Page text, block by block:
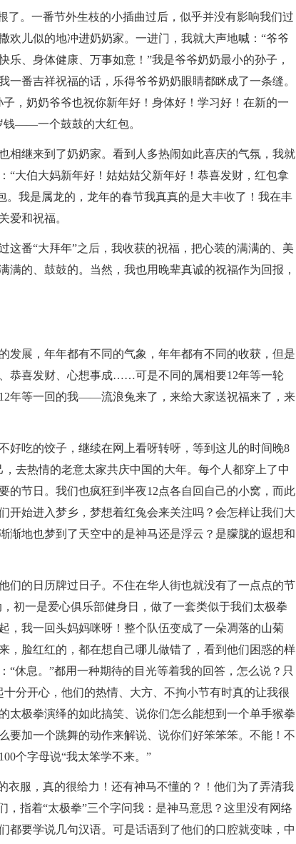
了。一番节外生枝的小插曲过后，似乎并没有影响我们过
欢儿似的地冲进奶奶家。一进门，我就大声地喊：“爷爷
、身体健康、万事如意！”我是爷爷奶奶最小的孙子，
番吉祥祝福的话，乐得爷爷奶奶眼睛都眯成了一条缝。
，奶奶爷爷也祝你新年好！身体好！学习好！在新的一
钱——一个鼓鼓的大红包。
相继来到了奶奶家。看到人多热闹如此喜庆的气氛，我就
“大伯大妈新年好！姑姑姑父新年好！恭喜发财，红包拿
。我是属龙的，龙年的春节我真真的是大丰收了！我在丰
爱和祝福。
这番“大拜年”之后，我收获的祝福，把心装的满满的、美
满的、鼓鼓的。当然，我也用晚辈真诚的祝福作为回报，
发展，年年都有不同的气象，年年都有不同的收获，但是
恭喜发财、心想事成……可是不同的属相要12年等一轮
年等一回的我——流浪兔来了，来给大家送祝福来了，来
好吃的饺子，继续在网上看呀转呀，等到这儿的时间晚8
去热情的老意太家共庆中国的大年。每个人都穿上了中
的节日。我们也疯狂到半夜12点各自回自己的小窝，而此
开始进入梦乡，梦想着红兔会来关注吗？会怎样让我们大
渐地也梦到了天空中的是神马还是浮云？是朦胧的遐想和
们的日历牌过日子。不住在华人街也就没有了一点点的节
初一是爱心俱乐部健身日，做了一套类似于我们太极拳
，我一回头妈妈咪呀！整个队伍变成了一朵凋落的山菊
，脸红红的，都在想自己哪儿做错了，看到他们困惑的样
“休息。”都用一种期待的目光等着我的回答，怎么说？只
分开心，他们的热情、大方、不拘小节有时真的让我很
太极拳演绎的如此搞笑、说你们怎么能想到一个单手猴拳
要加一个跳舞的动作来解说、说你们好笨笨笨。不能！不
个字母说“我太笨学不来。”
衣服，真的很给力！还有神马不懂的？！他们为了弄清我
，指着“太极拳”三个字问我：是神马意思？这里没有网络
都要学说几句汉语。可是话语到了他们的口腔就变味，中